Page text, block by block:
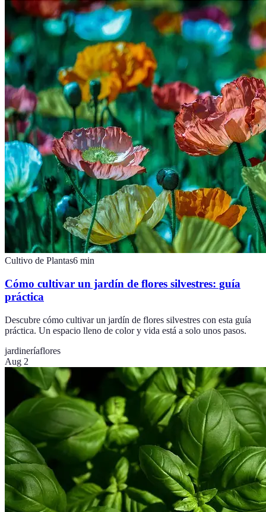
Cultivo de Plantas6 min
Cómo cultivar un jardín de flores silvestres: guía
práctica
Descubre cómo cultivar un jardín de flores silvestres con esta guía
práctica. Un espacio lleno de color y vida está a solo unos pasos.
jardineríaflores
Aug 2